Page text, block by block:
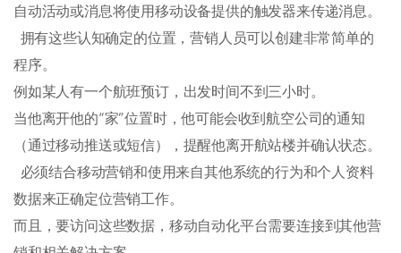
自动活动或消息将使用移动设备提供的触发器来传递消息。
拥有这些认知确定的位置，营销人员可以创建非常简单的
程序。
例如某人有一个航班预订，出发时间不到三小时。
当他离开他的“家”位置时，他可能会收到航空公司的通知
（通过移动推送或短信），提醒他离开航站楼并确认状态。
必须结合移动营销和使用来自其他系统的行为和个人资料
数据来正确定位营销工作。
而且，要访问这些数据，移动自动化平台需要连接到其他营